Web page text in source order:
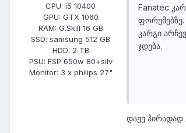
CPU: i5 10400
GPU: GTX 1060
RAM: G.Skill 16 GB
SSD: samsung 512 GB
HDD: 2 TB
PSU: FSP 650w 80+silv
Monitor: 3 x philips 27"
Fanatec
კარგი
ჯდება.
​დაჟე პირადად